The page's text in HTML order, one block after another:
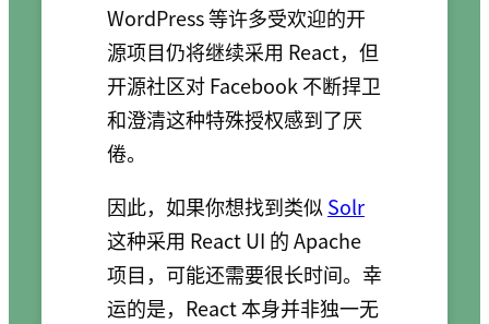
WordPress 等许多受欢迎的开
源项目仍将继续采用 React，但
开源社区对 Facebook 不断捍卫
和澄清这种特殊授权感到了厌
倦。
因此，如果你想找到类似 Solr
这种采用 React UI 的 Apache
项目，可能还需要很长时间。幸
运的是，React 本身并非独一无